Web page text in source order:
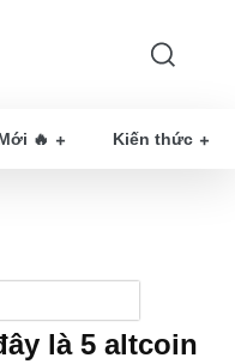
🔥 Kiến thức
là 5 altcoin